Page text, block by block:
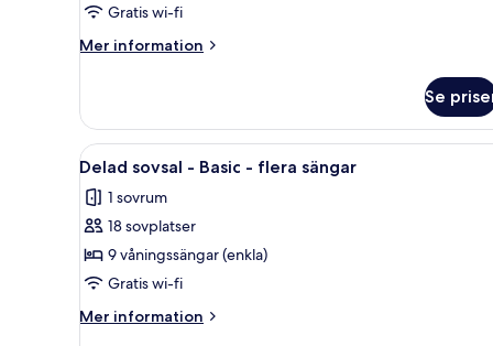
stil
Gratis wi-fi
Mer information
Mer
sovsal
japansk
Se
Öppna
alla
foton
för
Delad
sovsal
-
Basic
Ett sovsalsrum med
3
Delad sovsal - Basic - flera sängar
1 sovrum
18 sovplatser
9 våningssängar (enkla)
Gratis wi-fi
Mer information
Mer